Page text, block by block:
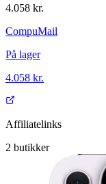
4.058 kr.
CompuMail
På lager
4.058 kr.
Affiliatelinks
2 butikker